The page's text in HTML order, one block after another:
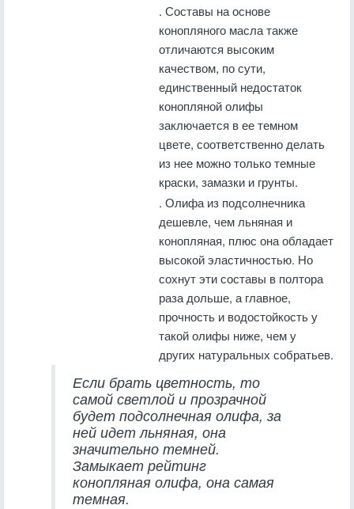
. Составы на основе
конопляного масла также
отличаются высоким
качеством, по сути,
единственный недостаток
конопляной олифы
заключается в ее темном
цвете, соответственно делать
из нее можно только темные
краски, замазки и грунты.
. Олифа из подсолнечника
дешевле, чем льняная и
конопляная, плюс она обладает
высокой эластичностью. Но
сохнут эти составы в полтора
раза дольше, а главное,
прочность и водостойкость у
такой олифы ниже, чем у
других натуральных собратьев.
Если брать цветность, то
самой светлой и прозрачной
будет подсолнечная олифа, за
ней идет льняная, она
значительно темней.
Замыкает рейтинг
конопляная олифа, она самая
темная.